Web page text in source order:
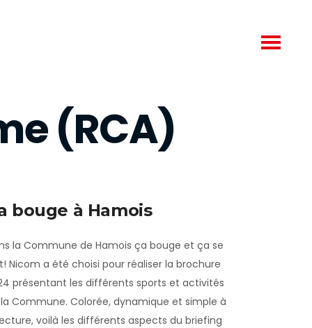
(RCA)
bouge à Hamois
la Commune de Hamois ça bouge et ça se
Nicom a été choisi pour réaliser la brochure
présentant les différents sports et activités
Commune. Colorée, dynamique et simple à
voilà les différents aspects du briefing